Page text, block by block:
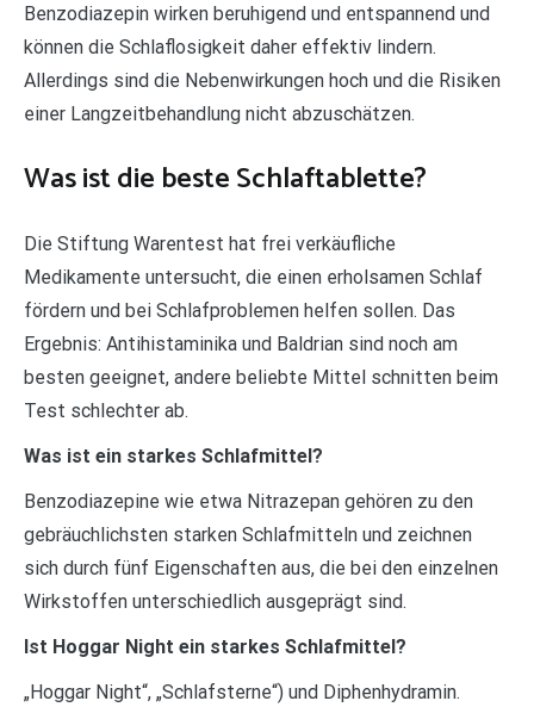
Benzodiazepin wirken beruhigend und entspannend und
können die Schlaflosigkeit daher effektiv lindern.
Allerdings sind die Nebenwirkungen hoch und die Risiken
einer Langzeitbehandlung nicht abzuschätzen.
Was ist die beste Schlaftablette?
Die Stiftung Warentest hat frei verkäufliche
Medikamente untersucht, die einen erholsamen Schlaf
fördern und bei Schlafproblemen helfen sollen. Das
Ergebnis: Antihistaminika und Baldrian sind noch am
besten geeignet, andere beliebte Mittel schnitten beim
Test schlechter ab.
Was ist ein starkes Schlafmittel?
Benzodiazepine wie etwa Nitrazepan gehören zu den
gebräuchlichsten starken Schlafmitteln und zeichnen
sich durch fünf Eigenschaften aus, die bei den einzelnen
Wirkstoffen unterschiedlich ausgeprägt sind.
Ist Hoggar Night ein starkes Schlafmittel?
„Hoggar Night“, „Schlafsterne“) und Diphenhydramin.